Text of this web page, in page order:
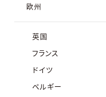
欧州
英国
フランス
ドイツ
ベルギー